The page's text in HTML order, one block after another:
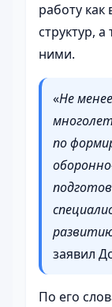
работу как
структур,
ними.
«Не
по
заявил
По его